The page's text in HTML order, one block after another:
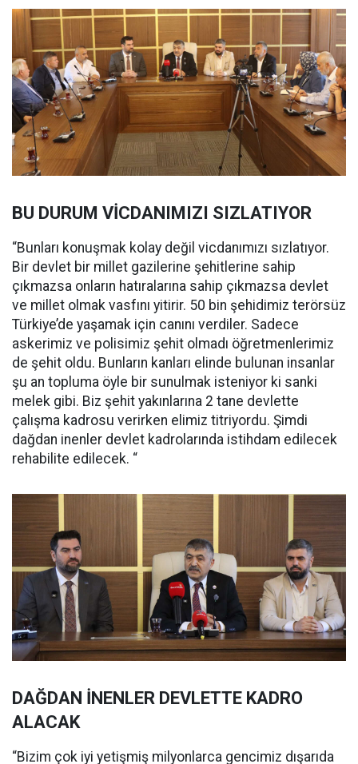
BU DURUM VİCDANIMIZI SIZLATIYOR
“Bunları konuşmak kolay değil vicdanımızı sızlatıyor.
Bir devlet bir millet gazilerine şehitlerine sahip
çıkmazsa onların hatıralarına sahip çıkmazsa devlet
ve millet olmak vasfını yitirir. 50 bin şehidimiz terörsüz
Türkiye’de yaşamak için canını verdiler. Sadece
askerimiz ve polisimiz şehit olmadı öğretmenlerimiz
de şehit oldu. Bunların kanları elinde bulunan insanlar
şu an topluma öyle bir sunulmak isteniyor ki sanki
melek gibi. Biz şehit yakınlarına 2 tane devlette
çalışma kadrosu verirken elimiz titriyordu. Şimdi
dağdan inenler devlet kadrolarında istihdam edilecek
rehabilite edilecek. “
DAĞDAN İNENLER DEVLETTE KADRO
ALACAK
“Bizim çok iyi yetişmiş milyonlarca gencimiz dışarıda